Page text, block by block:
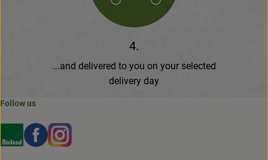
4.
...and delivered to you on your selected
delivery day
Follow us
Externer Link zu https://www.bioland.de/verbraucher
Externer Link zu https://www.facebook.com/
Externer Link zu https://www.instagram.com/